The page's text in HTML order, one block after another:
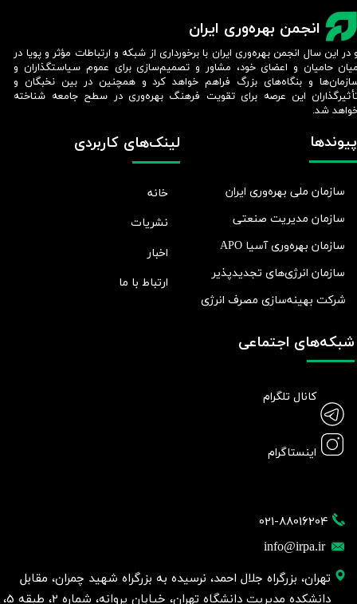
انجمن بهره‌وری ایران
021-88016204
info@irpa.ir
تهران، بزرگراه جلال احمد، نرسیده به بزرگراه شهید چمران، مقابل
دانشکده مدیریت دانشگاه تهران، خیابان پروانه، شماره 2، طبقه 5،
لینک‌های کاربردی
خانه
نشریات
اخبار
ارتباط با ما
پیوندها
سازمان ملی بهره‌وری ایران
سازمان مدیریت صنعتی
سازمان بهره‌وری آسیا APO
سازمان انرژی‌های تجدیدپذیر
شرکت بهينه‌سازی مصرف انرژی
شبکه‌های اجتماعی
کانال تلگرام
اینستاگرام
در این سال انجمن بهره‌وری ایران با برخورداری از شبکه و ارتباطات مؤثر و پویا در
حامیان و اعضای خود، مشاور و تصمیم‌سازی برای عموم سیاستگذاران و
و بنگاه‌های بزرگ فراهم خواهد کرد و همچنین در بین نخبگان و
این عرصه برای تقویت فرهنگ بهره‌وری در سطح جامعه شناخته
شد.​​​​​​​